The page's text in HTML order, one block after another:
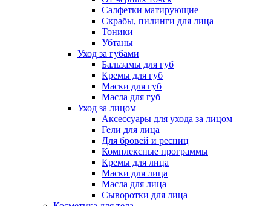
Салфетки матирующие
Скрабы, пилинги для лица
Тоники
Убтаны
Уход за губами
Бальзамы для губ
Кремы для губ
Маски для губ
Масла для губ
Уход за лицом
Аксессуары для ухода за лицом
Гели для лица
Для бровей и ресниц
Комплексные программы
Кремы для лица
Маски для лица
Масла для лица
Сыворотки для лица